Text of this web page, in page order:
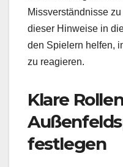
Missverständnisse
dieser Hinweise in
den Spielern helfen,
zu reagieren.
Klare
festlegen